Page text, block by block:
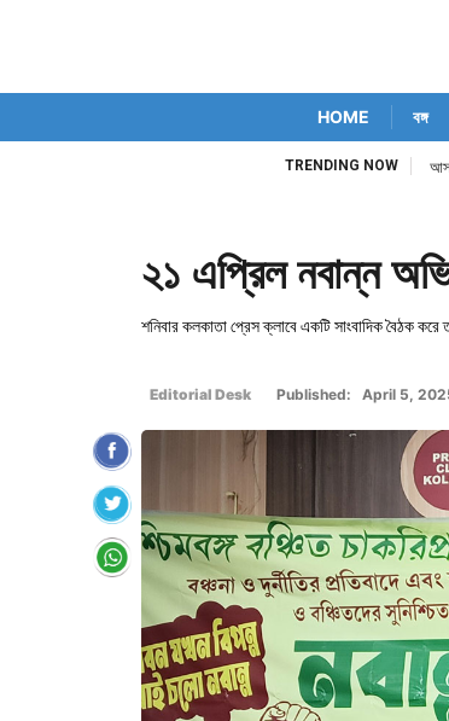
HOME বঙ্গ
TRENDING NOW
২১ এপ্রিল নবান্ন
শনিবার কলকাতা প্রেস ক্লাবে একটি সাংবাদিক বৈঠক করে
Editorial Desk Published: April 5,